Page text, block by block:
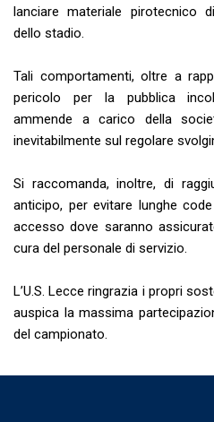
lanciare materiale pirotecnico
dello stadio.
Tali comportamenti, oltre a
pericolo per la pubblica
ammende a carico della
inevitabilmente sul regolare
Si raccomanda, inoltre, di
anticipo, per evitare lunghe
accesso dove saranno
cura del personale di servizio.
L’U.S. Lecce ringrazia i propri
auspica la massima
del campionato.